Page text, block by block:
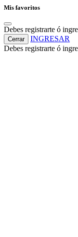
Mis favoritos
Debes registrarte ó
Cerrar
INGRESAR
Debes registrarte ó